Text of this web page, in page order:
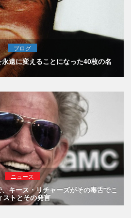
ブログ
遠に変えることになった40枚の名
ニュース
キース・リチャーズがその毒舌でこ
ストとその発言